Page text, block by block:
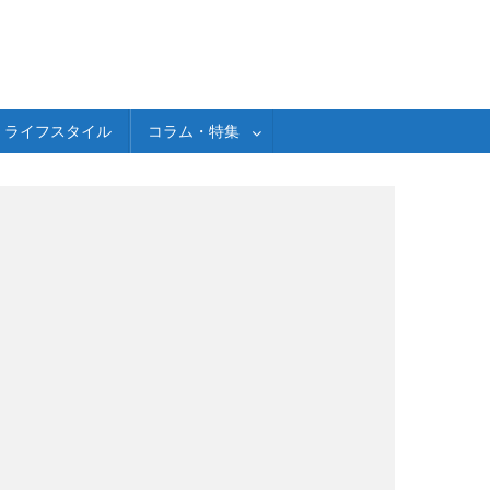
ライフスタイル コラム・特集